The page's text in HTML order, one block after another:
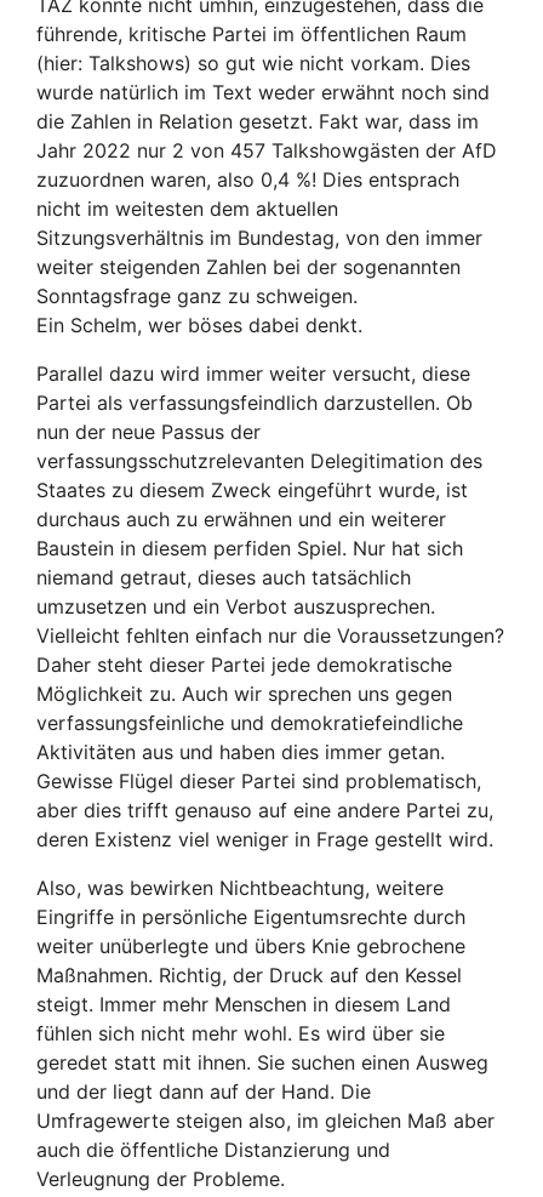
führende, kritische Partei im öffentlichen Raum
(hier: Talkshows) so gut wie nicht vorkam. Dies
wurde natürlich im Text weder erwähnt noch sind
die Zahlen in Relation gesetzt. Fakt war, dass im
Jahr 2022 nur 2 von 457 Talkshowgästen der AfD
zuzuordnen waren, also 0,4 %! Dies entsprach
nicht im weitesten dem aktuellen
Sitzungsverhältnis im Bundestag, von den immer
weiter steigenden Zahlen bei der sogenannten
Sonntagsfrage ganz zu schweigen.
Ein Schelm, wer böses dabei denkt.
Parallel dazu wird immer weiter versucht, diese
Partei als verfassungsfeindlich darzustellen. Ob
nun der neue Passus der
verfassungsschutzrelevanten Delegitimation des
Staates zu diesem Zweck eingeführt wurde, ist
durchaus auch zu erwähnen und ein weiterer
Baustein in diesem perfiden Spiel. Nur hat sich
niemand getraut, dieses auch tatsächlich
umzusetzen und ein Verbot auszusprechen.
Vielleicht fehlten einfach nur die Voraussetzungen?
Daher steht dieser Partei jede demokratische
Möglichkeit zu. Auch wir sprechen uns gegen
verfassungsfeinliche und demokratiefeindliche
Aktivitäten aus und haben dies immer getan.
Gewisse Flügel dieser Partei sind problematisch,
aber dies trifft genauso auf eine andere Partei zu,
deren Existenz viel weniger in Frage gestellt wird.
Also, was bewirken Nichtbeachtung, weitere
Eingriffe in persönliche Eigentumsrechte durch
weiter unüberlegte und übers Knie gebrochene
Maßnahmen. Richtig, der Druck auf den Kessel
steigt. Immer mehr Menschen in diesem Land
fühlen sich nicht mehr wohl. Es wird über sie
geredet statt mit ihnen. Sie suchen einen Ausweg
und der liegt dann auf der Hand. Die
Umfragewerte steigen also, im gleichen Maß aber
auch die öffentliche Distanzierung und
Verleugnung der Probleme.